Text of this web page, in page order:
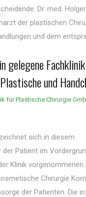
Dr. med.
der plastischen
und dem
gelegene
und
für Plastische Chirurgie
sich in diesem
Patient im
Klinik
Chirurgie
der Patienten. Die